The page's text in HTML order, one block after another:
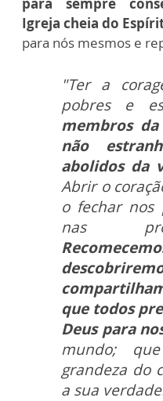
Igreja cheia do
para nós mesmos e
"Ter a
pobres e
membros
não
abolidos da
Abrir o
o fechar nos
nas
que todos
Deus para
mundo;
grandeza do
a sua